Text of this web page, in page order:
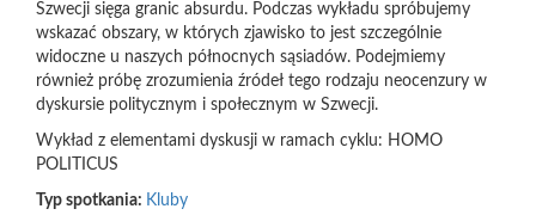
Szwecji sięga granic absurdu. Podczas wykładu spróbujemy
wskazać obszary, w których zjawisko to jest szczególnie
widoczne u naszych północnych sąsiadów. Podejmiemy
również próbę zrozumienia źródeł tego rodzaju neocenzury w
dyskursie politycznym i społecznym w Szwecji.
Wykład z elementami dyskusji w ramach cyklu: HOMO
POLITICUS
Typ spotkania: Kluby